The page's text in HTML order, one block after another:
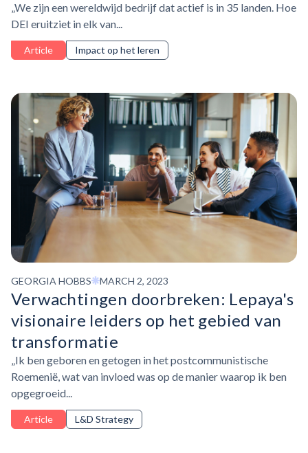
„We zijn een wereldwijd bedrijf dat actief is in 35 landen. Hoe
DEI eruitziet in elk van...
Article Impact op het leren
GEORGIA HOBBS MARCH 2, 2023
Verwachtingen doorbreken: Lepaya's
visionaire leiders op het gebied van
transformatie
„Ik ben geboren en getogen in het postcommunistische
Roemenië, wat van invloed was op de manier waarop ik ben
opgegroeid...
Article L&D Strategy